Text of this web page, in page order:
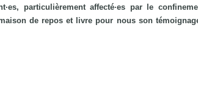
particulièrement affecté·es par le
de repos et livre pour nous son